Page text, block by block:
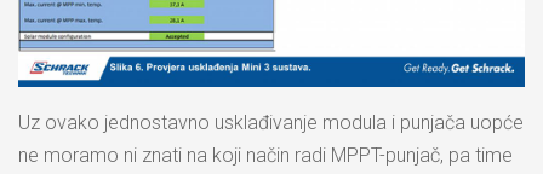
Uz ovako jednostavno usklađivanje modula i punjača uopće
ne moramo ni znati na koji način radi MPPT-punjač, pa time